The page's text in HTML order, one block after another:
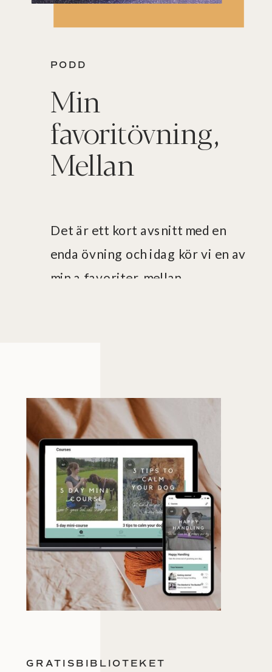
Det är ett kort avsnitt med en
enda övning och idag kör vi en av
min a favoriter, mellan.
Min
favoritövning,
Mellan
PODD
GRATISBIBLIOTEKET